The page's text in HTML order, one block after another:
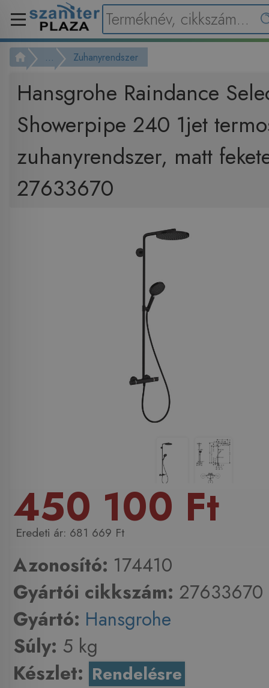
... Zuhanyrendszer
Hansgrohe Raindance
Showerpipe 240 1jet
zuhanyrendszer, matt
27633670
450 100 Ft
681 669 Ft
Azonosító: 174410
Gyártói cikkszám: 27633670
Gyártó: Hansgrohe
Súly: 5 kg
Készlet: Rendelésre